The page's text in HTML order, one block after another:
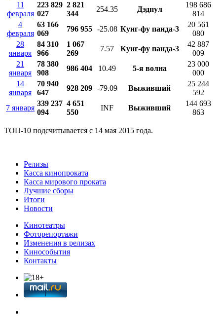
11
февраля
223 829
027
2 821
344
254.35 Дэдпул
198 686
814
4
февраля
63 166
069
796 955 -25.08 Кунг-фу панда-3
20 561
080
28
января
84 310
966
1 067
269
7.57 Кунг-фу панда-3
42 887
009
21
января
78 380
908
986 404 10.49 5-я волна
23 000
000
14
января
70 940
647
928 209 -79.09 Выживший
25 244
592
7 января
339 237
094
4 651
550
INF Выживший
144 693
863
ТОП-10 подсчитывается с 14 мая 2015 года.
Релизы
Касса кинопроката
Касса мирового проката
Лучшие сборы
Итоги
Новости
Кинотеатры
Фоторепортажи
Изменения в релизах
Кинособытия
Контакты